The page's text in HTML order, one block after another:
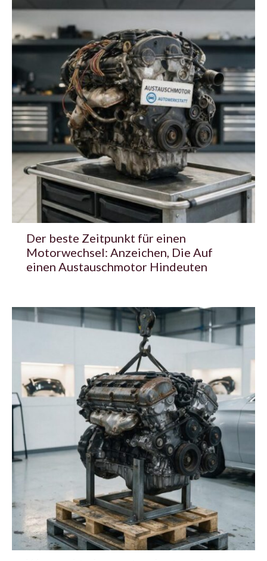
Der beste Zeitpunkt für einen
Motorwechsel: Anzeichen, Die Auf
einen Austauschmotor Hindeuten